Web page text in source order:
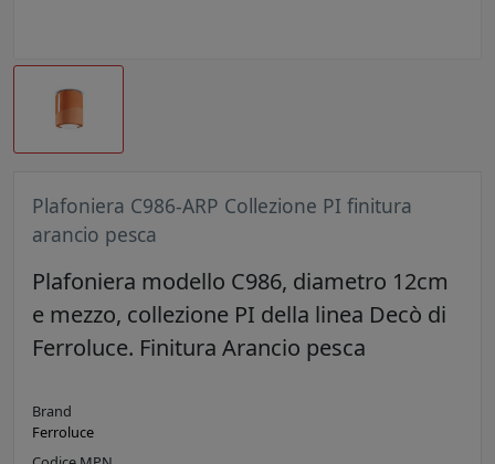
Plafoniera C986-ARP Collezione PI finitura
arancio pesca
Plafoniera modello C986, diametro 12cm
e mezzo, collezione PI della linea Decò di
Ferroluce. Finitura Arancio pesca
Brand
Ferroluce